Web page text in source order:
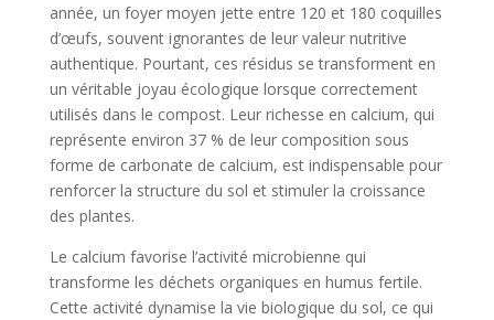
année, un foyer moyen jette entre 120 et 180 coquilles
d’œufs, souvent ignorantes de leur valeur nutritive
authentique. Pourtant, ces résidus se transforment en
un véritable joyau écologique lorsque correctement
utilisés dans le compost. Leur richesse en calcium, qui
représente environ 37 % de leur composition sous
forme de carbonate de calcium, est indispensable pour
renforcer la structure du sol et stimuler la croissance
des plantes.
Le calcium favorise l’activité microbienne qui
transforme les déchets organiques en humus fertile.
Cette activité dynamise la vie biologique du sol, ce qui